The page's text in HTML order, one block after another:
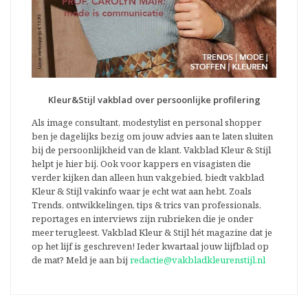
Kleur&Stijl vakblad over persoonlijke profilering
Als image consultant, modestylist en personal shopper
ben je dagelijks bezig om jouw advies aan te laten sluiten
bij de persoonlijkheid van de klant. Vakblad Kleur & Stijl
helpt je hier bij. Ook voor kappers en visagisten die
verder kijken dan alleen hun vakgebied, biedt vakblad
Kleur & Stijl vakinfo waar je echt wat aan hebt. Zoals
Trends, ontwikkelingen, tips & trics van professionals,
reportages en interviews zijn rubrieken die je onder
meer terugleest. Vakblad Kleur & Stijl hét magazine dat je
op het lijf is geschreven! Ieder kwartaal jouw lijfblad op
de mat? Meld je aan bij redactie@vakbladkleurenstijl.nl